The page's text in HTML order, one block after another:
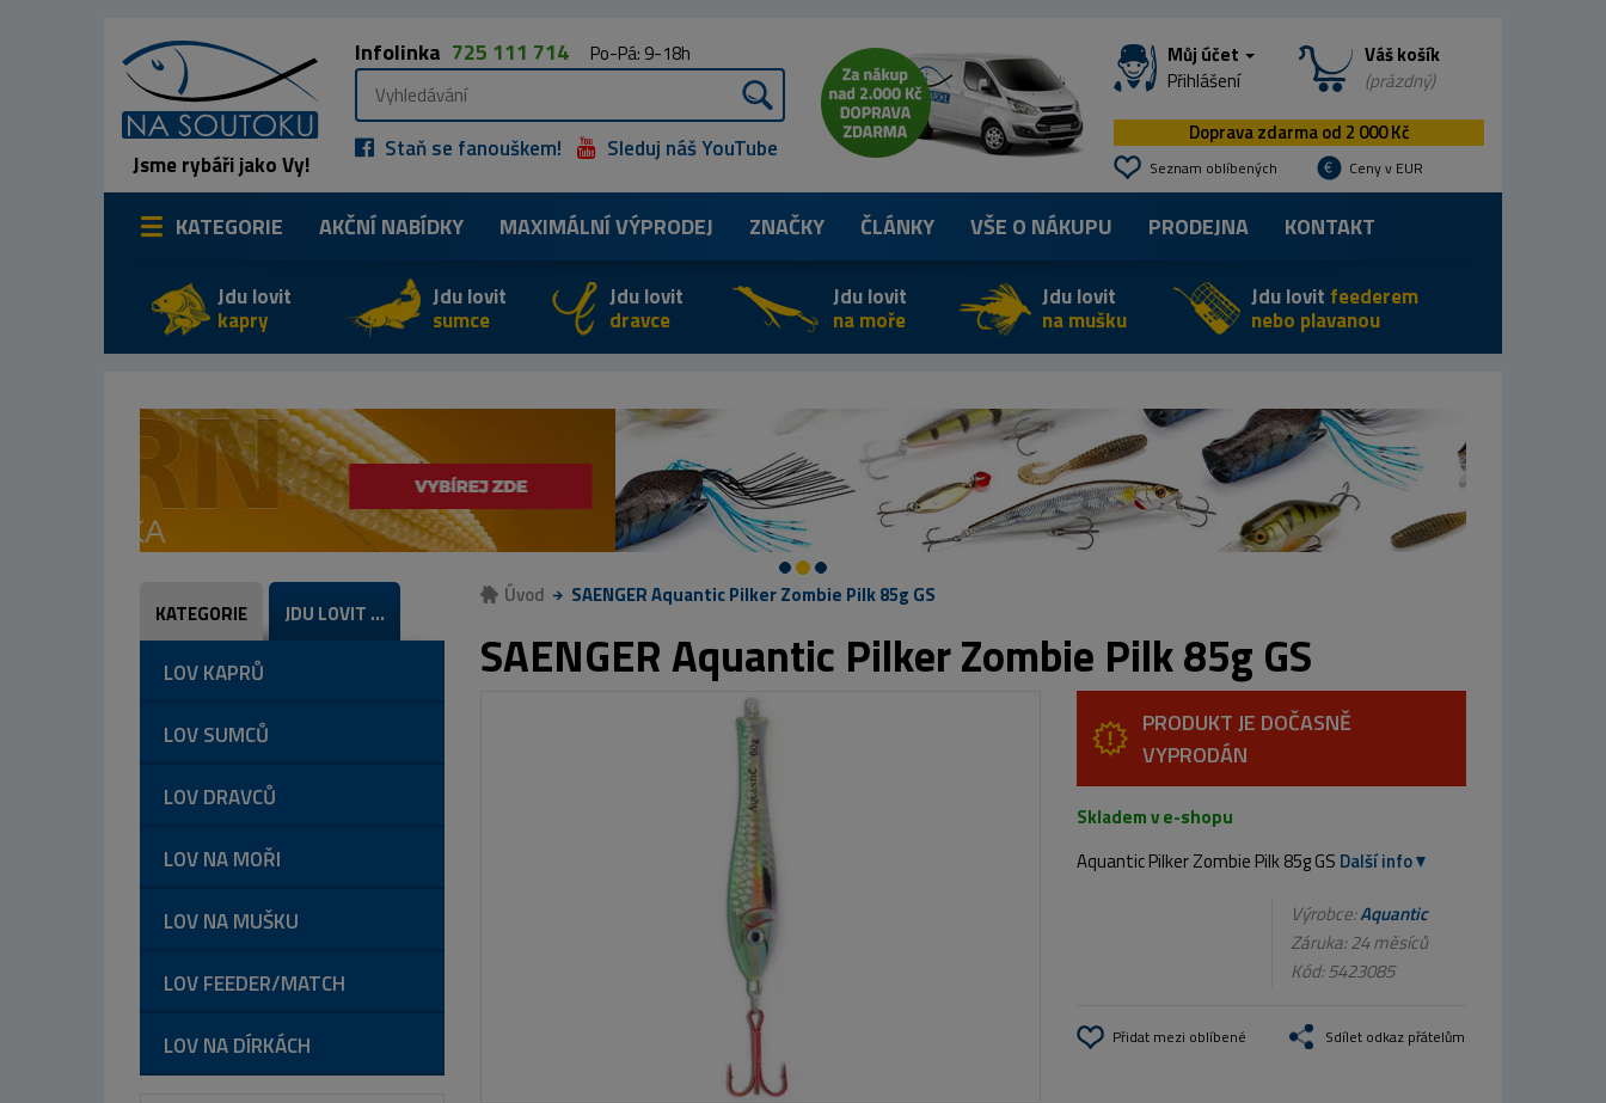
Jsme rybáři jako Vy!
Infolinka 725 111 714 Po-Pá: 9-18h
Staň se fanouškem! Sleduj náš YouTube
Můj účet
Přihlášení
Váš košík
(prázdný)
Doprava zdarma od 2 000 Kč
Seznam oblíbených Ceny v EUR
KATEGORIE AKČNÍ NABÍDKY MAXIMÁLNÍVÝPRODEJ ZNAČKY ČLÁNKY VŠE O NÁKUPU PRODEJNA KONTAKT
Jdu lovit
kapry
Jdu lovit
sumce
Jdu lovit
dravce
Jdu lovit
na moře
Jdu lovit
na mušku
Jdu lovit feederem
nebo plavanou
KATEGORIE JDU LOVIT ...
LOV KAPRŮ
LOV SUMCŮ
LOV DRAVCŮ
LOV NA MOŘI
LOV NA MUŠKU
LOV FEEDER/MATCH
LOV NA DÍRKÁCH
Úvod SAENGER Aquantic Pilker Zombie Pilk 85g GS
SAENGER Aquantic Pilker Zombie Pilk 85g GS
PRODUKT JE DOČASNĚ
VYPRODÁN
Skladem v e-shopu
Aquantic Pilker Zombie Pilk 85g GS Další info
Výrobce:Aquantic
Záruka: 24 měsíců
Kód:5423085
Přidat mezi oblíbené Sdílet odkaz přátelům